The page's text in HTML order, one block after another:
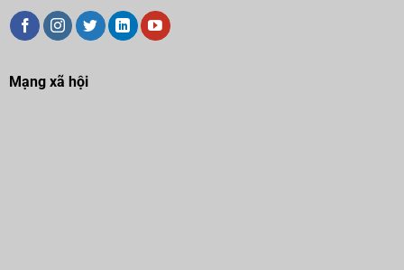
Mạng xã hội